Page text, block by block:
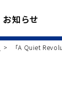
お知らせ
「A Quiet